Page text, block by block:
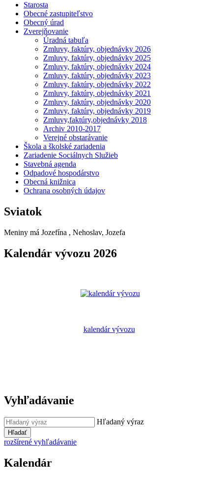
Starosta
Obecné zastupiteľstvo
Obecný úrad
Zverejňovanie
Úradná tabuľa
Zmluvy, faktúry, objednávky 2026
Zmluvy, faktúry, objednávky 2025
Zmluvy, faktúry, objednávky 2024
Zmluvy, faktúry, objednávky 2023
Zmluvy, faktúry, objednávky 2022
Zmluvy, faktúry, objednávky 2021
Zmluvy, faktúry, objednávky 2020
Zmluvy, faktúry, objednávky 2019
Zmluvy,faktúry,objednávky 2018
Archiv 2010-2017
Verejné obstarávanie
Škola a školské zariadenia
Zariadenie Sociálnych Služieb
Stavebná agenda
Odpadové hospodárstvo
Obecná knižnica
Ochrana osobných údajov
Sviatok
Meniny má Jozefína , Nehoslav, Jozefa
Kalendár vývozu 2026
kalendár vývozu
Vyhľadávanie
Hľadaný výraz
Hľadať
rozšírené vyhľadávanie
Kalendár